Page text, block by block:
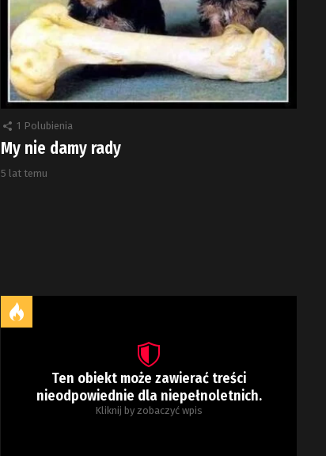
1 Polubienia
My nie damy rady
5 lat temu
Ten obiekt może zawierać treści
nieodpowiednie dla niepełnoletnich.
Kliknij by zobaczyć wpis